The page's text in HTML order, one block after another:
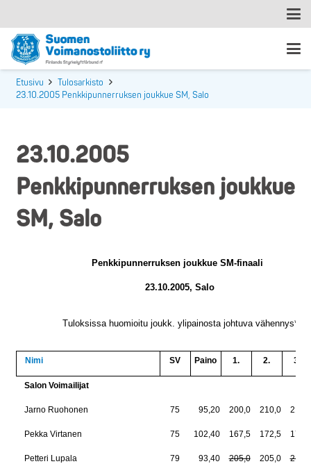
Etusivu
Tulosarkisto
23.10.2005 Penkkipunnerruksen joukkue SM, Salo
23.10.2005
Penkkipunnerruksen joukkue
SM, Salo
Penkkipunnerruksen joukkue SM-finaali
23.10.2005, Salo
Tuloksissa huomioitu joukk. ylipainosta johtuva vähennys*
Nimi SV Paino 1. 2. 3.
Salon Voimailijat
Jarno Ruohonen 75 95,20 200,0 210,0 215,0
Pekka Virtanen 75 102,40 167,5 172,5 177,5
Petteri Lupala 79 93,40 205,0 205,0 215,0